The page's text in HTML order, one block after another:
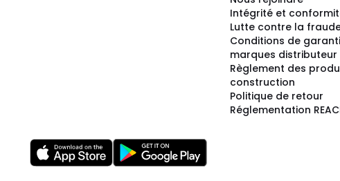
Intégrité et
Lutte contre la
Conditions de
marques distributeur
Règlement des
construction
Politique de retour
Réglementation